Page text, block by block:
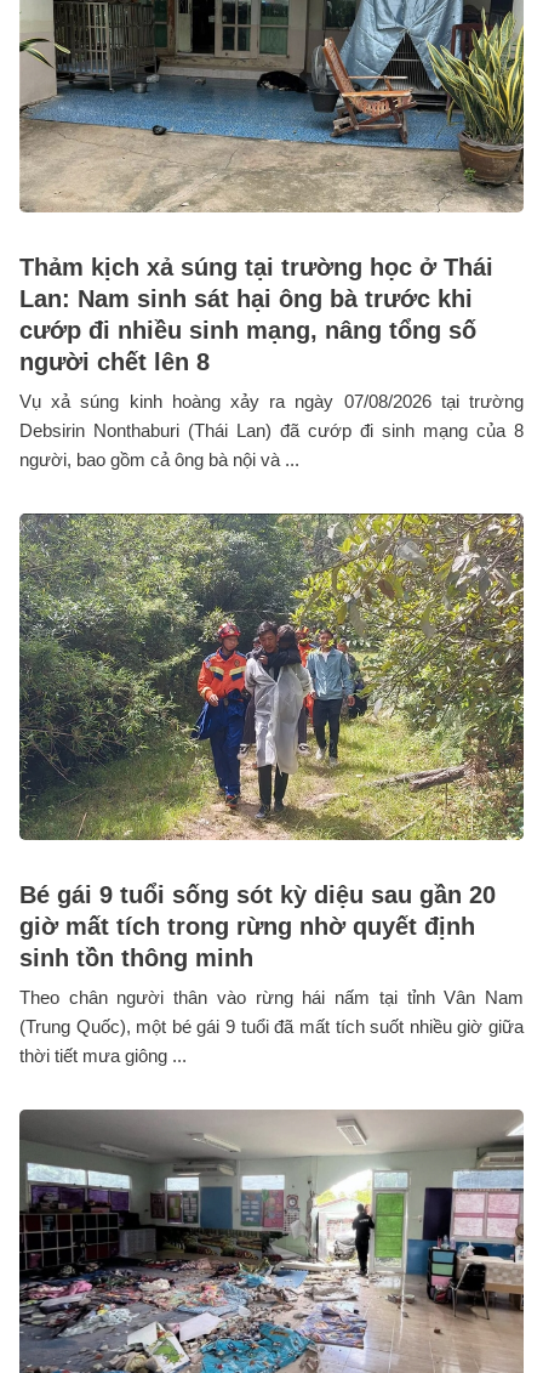
Thảm kịch xả súng tại trường học ở Thái
Lan: Nam sinh sát hại ông bà trước khi
cướp đi nhiều sinh mạng, nâng tổng số
người chết lên 8
Vụ xả súng kinh hoàng xảy ra ngày 07/08/2026 tại trường
Debsirin Nonthaburi (Thái Lan) đã cướp đi sinh mạng của 8
người, bao gồm cả ông bà nội và ...
Bé gái 9 tuổi sống sót kỳ diệu sau gần 20
giờ mất tích trong rừng nhờ quyết định
sinh tồn thông minh
Theo chân người thân vào rừng hái nấm tại tỉnh Vân Nam
(Trung Quốc), một bé gái 9 tuổi đã mất tích suốt nhiều giờ giữa
thời tiết mưa giông ...